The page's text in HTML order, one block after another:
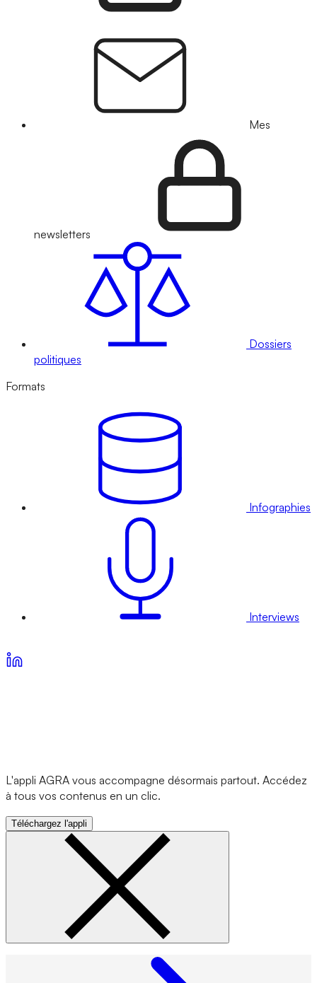
Mes
newsletters
Dossiers
politiques
Formats
Infographies
Interviews
L'appli AGRA vous accompagne désormais partout. Accédez
à tous vos contenus en un clic.
Téléchargez l'appli